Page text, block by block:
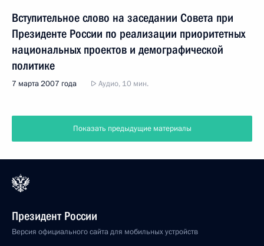
Вступительное слово на заседании Совета при
Президенте России по реализации приоритетных
национальных проектов и демографической
политике
7 марта 2007 года Аудио, 10 мин.
Показать предыдущие материалы
Президент России
Версия официального сайта для мобильных устройств